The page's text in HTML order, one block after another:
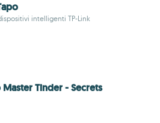
intelligenti TP-Link
Tinder - Secrets